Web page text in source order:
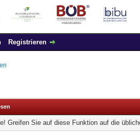
Registrieren
Greifen Sie auf diese Funktion auf die